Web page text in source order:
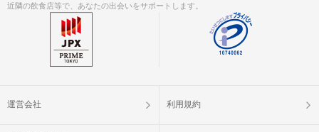
近隣の飲食店等で、あなたの出会いをサポートします。
運営会社 利用規約